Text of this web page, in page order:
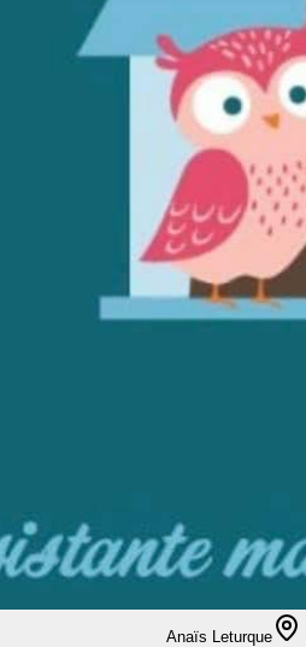
Anaïs Leturque